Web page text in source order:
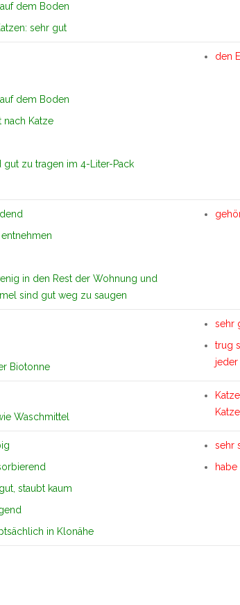
dem Boden
sehr gut
dem Boden
nach Katze
gut zu tragen im 4-Liter-Pack
den
in den Rest der Wohnung und
sind gut weg zu saugen
Biotonne
sehr
trug
Waschmittel
staubt kaum
in Klonähe
sehr